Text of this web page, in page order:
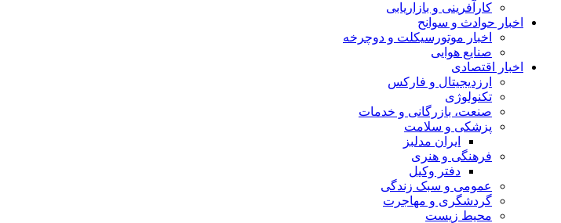
کارآفرینی و بازاریابی
اخبار حوادث و سوانح
اخبار موتورسیکلت و دوچرخه
صنایع هوایی
اخبار اقتصادی
ارزدیجیتال و فارکس
تکنولوژی
صنعت، بازرگانی و خدمات
پزشکی و سلامت
ایران مدلبز
فرهنگی و هنری
دفتر وکیل
عمومی و سبک زندگی
گردشگری و مهاجرت
محیط زیست